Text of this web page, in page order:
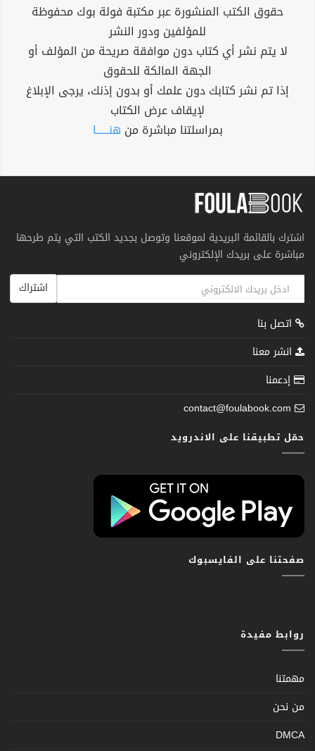
حقوق الكتب المنشورة عبر مكتبة فولة بوك محفوظة
للمؤلفين ودور النشر
لا يتم نشر أي كتاب دون موافقة صريحة من المؤلف أو
الجهة المالكة للحقوق
إذا تم نشر كتابك دون علمك أو بدون إذنك، يرجى الإبلاغ
لإيقاف عرض الكتاب
بمراسلتنا مباشرة من هنــــــا
اشترك بالقائمة البريدية لموقعنا وتوصل بجديد الكتب التي يتم طرحها
مباشرة على بريدك الإلكتروني
اشتراك
اتصل بنا
انشر معنا
إدعمنا
contact@foulabook.com
حمّل تطبيقنا على الاندرويد
صفحتنا على الفايسبوك
روابط مفيدة
مهمتنا
من نحن
DMCA